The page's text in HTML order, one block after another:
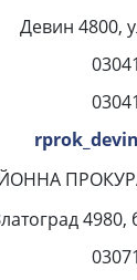
Девин 4800,
4980,